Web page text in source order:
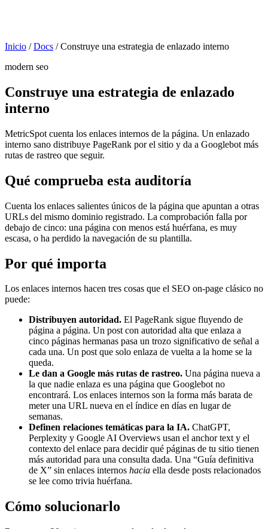
Inicio / Docs / Construye una estrategia de enlazado interno
modern seo
Construye una estrategia de enlazado
interno
MetricSpot cuenta los enlaces internos de la página. Un enlazado
interno sano distribuye PageRank por el sitio y da a Googlebot más
rutas de rastreo que seguir.
Qué comprueba esta auditoría
Cuenta los enlaces salientes únicos de la página que apuntan a otras
URLs del mismo dominio registrado. La comprobación falla por
debajo de cinco: una página con menos está huérfana, es muy
escasa, o ha perdido la navegación de su plantilla.
Por qué importa
Los enlaces internos hacen tres cosas que el SEO on-page clásico no
puede:
Distribuyen autoridad. El PageRank sigue fluyendo de
página a página. Un post con autoridad alta que enlaza a
cinco páginas hermanas pasa un trozo significativo de señal a
cada una. Un post que solo enlaza de vuelta a la home se la
queda.
Le dan a Google más rutas de rastreo. Una página nueva a
la que nadie enlaza es una página que Googlebot no
encontrará. Los enlaces internos son la forma más barata de
meter una URL nueva en el índice en días en lugar de
semanas.
Definen relaciones temáticas para la IA. ChatGPT,
Perplexity y Google AI Overviews usan el anchor text y el
contexto del enlace para decidir qué páginas de tu sitio tienen
más autoridad para una consulta dada. Una “Guía definitiva
de X” sin enlaces internos hacia ella desde posts relacionados
se lee como trivia huérfana.
Cómo solucionarlo